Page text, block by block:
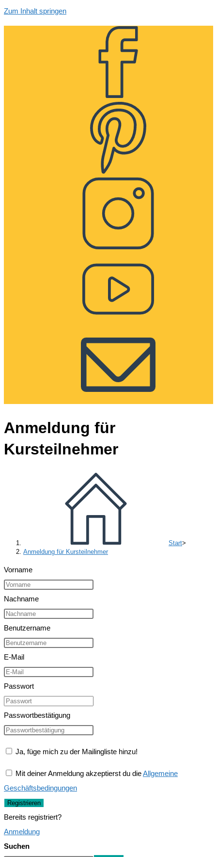
Zum Inhalt springen
Anmeldung für
Kursteilnehmer
Start>
Anmeldung für Kursteilnehmer
Vorname
Nachname
Benutzername
E-Mail
Passwort
Passwortbestätigung
Ja, füge mich zu der Mailingliste hinzu!
Mit deiner Anmeldung akzeptierst du dieAllgemeine
Geschäftsbedingungen
Registrieren
Bereits registriert?
Anmeldung
Suchen